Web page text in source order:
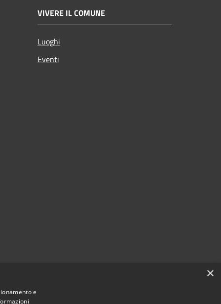
VIVERE IL COMUNE
Luoghi
Eventi
×
e